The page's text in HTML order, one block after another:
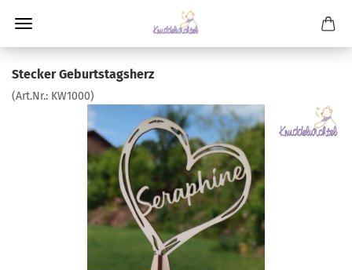
Stecker Geburtstagsherz
(Art.Nr.: KW1000)